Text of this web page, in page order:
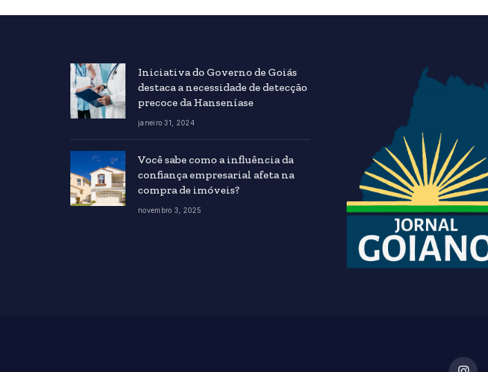
Iniciativa do Governo de Goiás
destaca a necessidade de detecção
precoce da Hanseníase
janeiro 31, 2024
Você sabe como a influência da
confiança empresarial afeta na
compra de imóveis?
novembro 3, 2025